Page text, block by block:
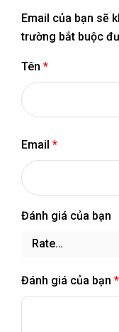
Email của bạn sẽ
trường bắt buộc
Tên *
Email *
Đánh giá của bạn
Đánh giá của bạn *